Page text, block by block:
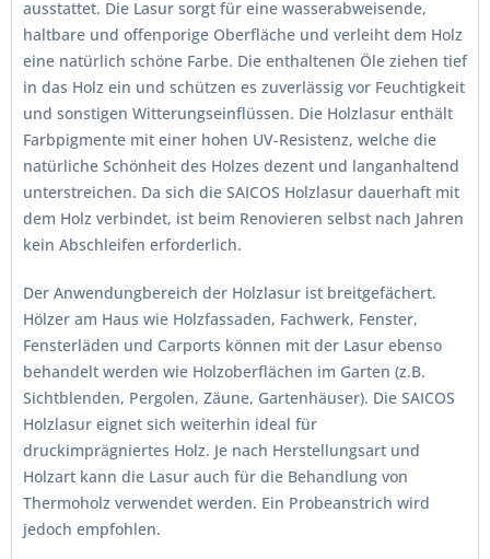
ausstattet. Die Lasur sorgt für eine wasserabweisende,
haltbare und offenporige Oberfläche und verleiht dem Holz
eine natürlich schöne Farbe. Die enthaltenen Öle ziehen tief
in das Holz ein und schützen es zuverlässig vor Feuchtigkeit
und sonstigen Witterungseinflüssen. Die Holzlasur enthält
Farbpigmente mit einer hohen UV-Resistenz, welche die
natürliche Schönheit des Holzes dezent und langanhaltend
unterstreichen. Da sich die SAICOS Holzlasur dauerhaft mit
dem Holz verbindet, ist beim Renovieren selbst nach Jahren
kein Abschleifen erforderlich.
Der Anwendungbereich der Holzlasur ist breitgefächert.
Hölzer am Haus wie Holzfassaden, Fachwerk, Fenster,
Fensterläden und Carports können mit der Lasur ebenso
behandelt werden wie Holzoberflächen im Garten (z.B.
Sichtblenden, Pergolen, Zäune, Gartenhäuser). Die SAICOS
Holzlasur eignet sich weiterhin ideal für
druckimprägniertes Holz. Je nach Herstellungsart und
Holzart kann die Lasur auch für die Behandlung von
Thermoholz verwendet werden. Ein Probeanstrich wird
jedoch empfohlen.